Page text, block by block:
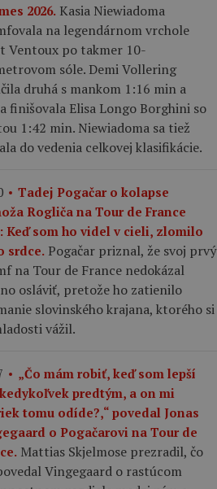
2026. Kasia Niewiadoma
na legendárnom vrchole
Ventoux po takmer 10-
sóle. Demi Vollering
druhá s mankom 1:16 min a
finišovala Elisa Longo Borghini so
1:42 min. Niewiadoma sa tiež
do vedenia celkovej klasifikácie.
Tadej Pogačar o kolapse
Rogliča na Tour de France
Keď som ho videl v cieli, zlomilo
srdce. Pogačar priznal, že svoj prvý
na Tour de France nedokázal
osláviť, pretože ho zatienilo
slovinského krajana, ktorého si
vážil.
„Čo mám robiť, keď som lepší
predtým, a on mi
tomu odíde?,“ povedal Jonas
o Pogačarovi na Tour de
Mattias Skjelmose prezradil, čo
Vingegaard o rastúcom